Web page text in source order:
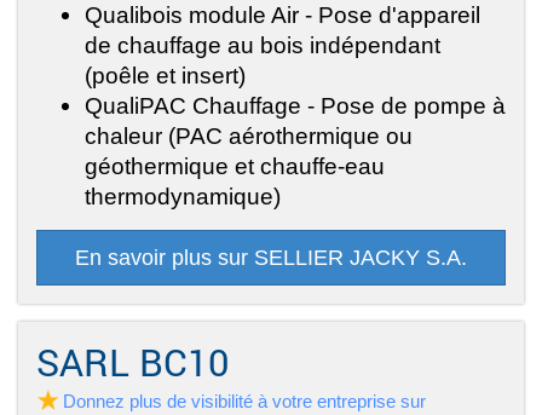
Qualibois module Air - Pose d'appareil
de chauffage au bois indépendant
(poêle et insert)
QualiPAC Chauffage - Pose de pompe à
chaleur (PAC aérothermique ou
géothermique et chauffe-eau
thermodynamique)
En savoir plus sur SELLIER JACKY S.A.
SARL BC10
Donnez plus de visibilité à votre entreprise sur